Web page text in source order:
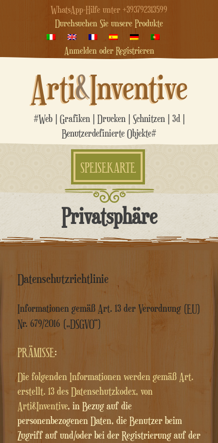
WhatsApp-Hilfe unter +393792313599
Durchsuchen Sie unsere Produkte
Anmelden oder Registrieren
Arti&Inventive
#Web | Grafiken | Drucken | Schnitzen | 3d |
Benutzerdefinierte Objekte#
SPEISEKARTE
Zum
Inhalt
Privatsphäre
Datenschutzrichtlinie
Informationen gemäß Art. 13 der Verordnung (EU)
Nr. 679/2016 („DSGVO“)
PRÄMISSE:
Die folgenden Informationen werden gemäß Art.
erstellt. 13 des Datenschutzkodex, von
Arti&Inventive, in Bezug auf die
personenbezogenen Daten, die Benutzer beim
Zugriff auf und/oder bei der Registrierung auf der